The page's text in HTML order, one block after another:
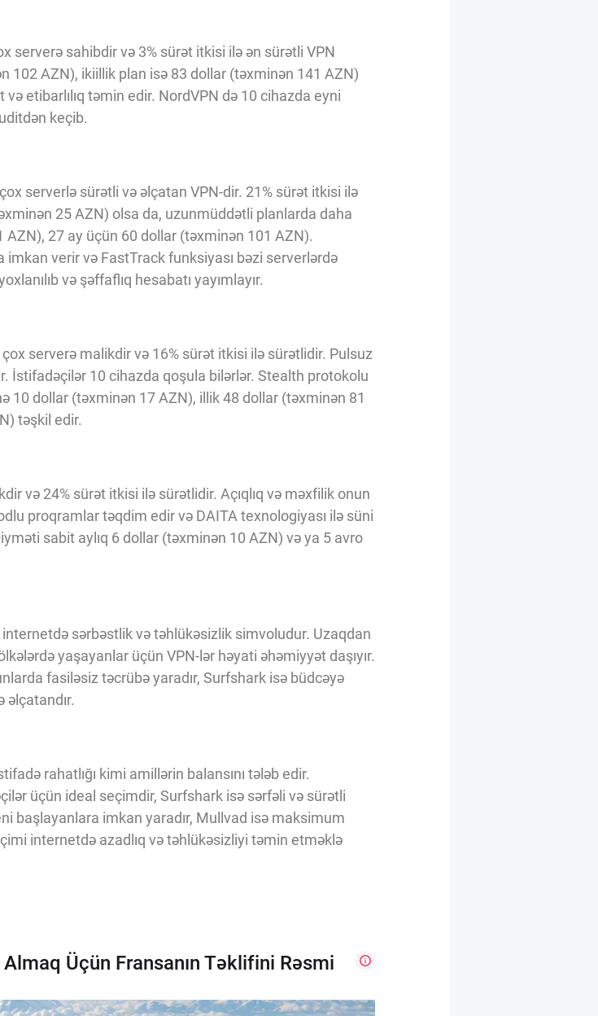
serverə sahibdir və 3% sürət itkisi ilə ən sürətli VPN
102 AZN), ikiillik plan isə 83 dollar (təxminən 141 AZN)
etibarlılıq təmin edir. NordVPN də 10 cihazda eyni
keçib.
serverlə sürətli və əlçatan VPN-dir. 21% sürət itkisi ilə
25 AZN) olsa da, uzunmüddətli planlarda daha
27 ay üçün 60 dollar (təxminən 101 AZN).
verir və FastTrack funksiyası bəzi serverlərdə
və şəffaflıq hesabatı yayımlayır.
serverə malikdir və 16% sürət itkisi ilə sürətlidir. Pulsuz
İstifadəçilər 10 cihazda qoşula bilərlər. Stealth protokolu
10 dollar (təxminən 17 AZN), illik 48 dollar (təxminən 81
təşkil edir.
və 24% sürət itkisi ilə sürətlidir. Açıqlıq və məxfilik onun
proqramlar təqdim edir və DAITA texnologiyası ilə süni
sabit aylıq 6 dollar (təxminən 10 AZN) və ya 5 avro
sərbəstlik və təhlükəsizlik simvoludur. Uzaqdan
yaşayanlar üçün VPN-lər həyati əhəmiyyət daşıyır.
fasiləsiz təcrübə yaradır, Surfshark isə büdcəyə
rahatlığı kimi amillərin balansını tələb edir.
üçün ideal seçimdir, Surfshark isə sərfəli və sürətli
başlayanlara imkan yaradır, Mullvad isə maksimum
internetdə azadlıq və təhlükəsizliyi təmin etməklə
Üçün Fransanın Təklifini Rəsmi